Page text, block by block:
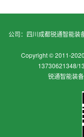
公司：四川成都锐通智能装
Copyright © 2011-
13730621348/
锐通智能装